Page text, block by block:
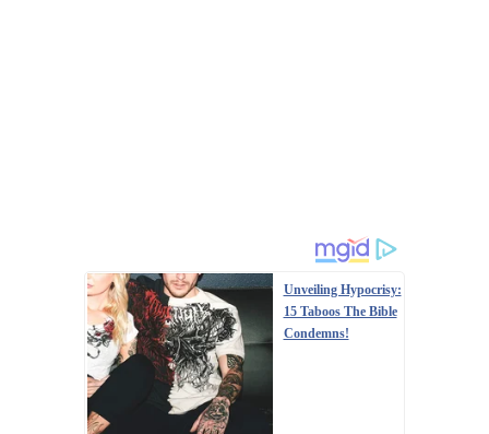
Unveiling Hypocrisy:
15 Taboos The Bible
Condemns!